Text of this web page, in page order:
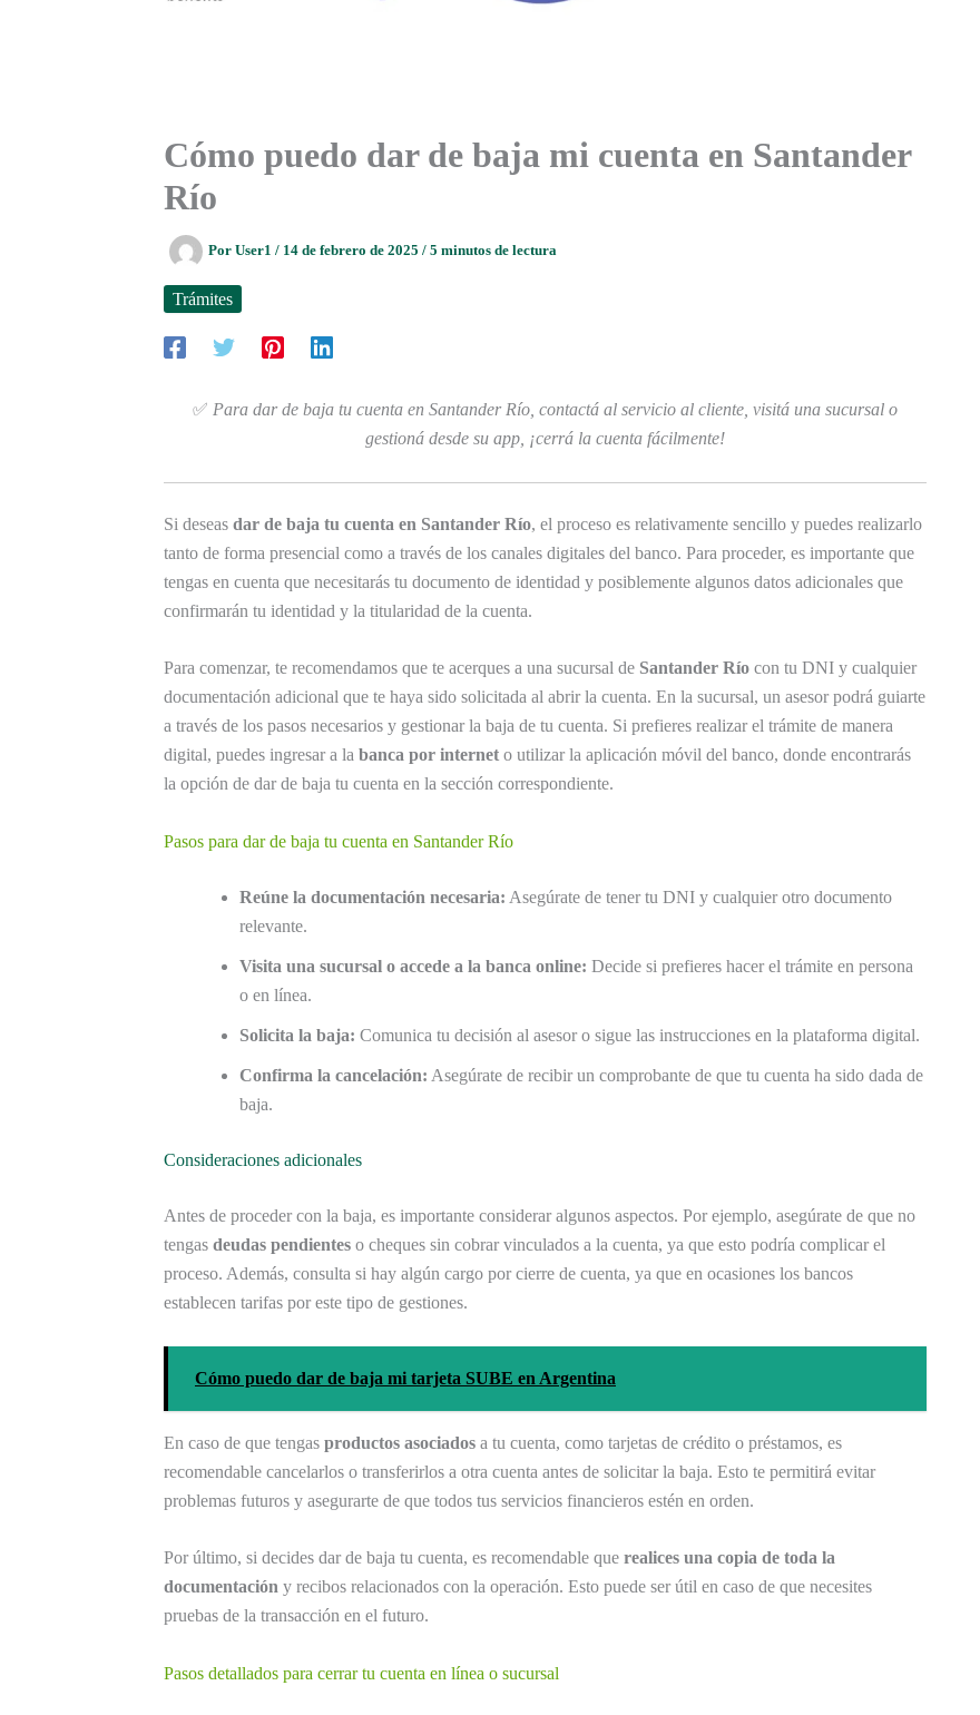
Cómo puedo dar de baja mi cuenta en Santander
Río
Por User1 / 14 de febrero de 2025 / 5 minutos de lectura
Trámites
✅ Para dar de baja tu cuenta en Santander Río, contactá al servicio al cliente, visitá una sucursal o
gestioná desde su app, ¡cerrá la cuenta fácilmente!
Si deseas dar de baja tu cuenta en Santander Río, el proceso es relativamente sencillo y puedes realizarlo
tanto de forma presencial como a través de los canales digitales del banco. Para proceder, es importante que
tengas en cuenta que necesitarás tu documento de identidad y posiblemente algunos datos adicionales que
confirmarán tu identidad y la titularidad de la cuenta.
Para comenzar, te recomendamos que te acerques a una sucursal de Santander Río con tu DNI y cualquier
documentación adicional que te haya sido solicitada al abrir la cuenta. En la sucursal, un asesor podrá guiarte
a través de los pasos necesarios y gestionar la baja de tu cuenta. Si prefieres realizar el trámite de manera
digital, puedes ingresar a la banca por internet o utilizar la aplicación móvil del banco, donde encontrarás
la opción de dar de baja tu cuenta en la sección correspondiente.
Pasos para dar de baja tu cuenta en Santander Río
Reúne la documentación necesaria: Asegúrate de tener tu DNI y cualquier otro documento
relevante.
Visita una sucursal o accede a la banca online: Decide si prefieres hacer el trámite en persona
o en línea.
Solicita la baja: Comunica tu decisión al asesor o sigue las instrucciones en la plataforma digital.
Confirma la cancelación: Asegúrate de recibir un comprobante de que tu cuenta ha sido dada de
baja.
Consideraciones adicionales
Antes de proceder con la baja, es importante considerar algunos aspectos. Por ejemplo, asegúrate de que no
tengas deudas pendientes o cheques sin cobrar vinculados a la cuenta, ya que esto podría complicar el
proceso. Además, consulta si hay algún cargo por cierre de cuenta, ya que en ocasiones los bancos
establecen tarifas por este tipo de gestiones.
Cómo puedo dar de baja mi tarjeta SUBE en Argentina
En caso de que tengas productos asociados a tu cuenta, como tarjetas de crédito o préstamos, es
recomendable cancelarlos o transferirlos a otra cuenta antes de solicitar la baja. Esto te permitirá evitar
problemas futuros y asegurarte de que todos tus servicios financieros estén en orden.
Por último, si decides dar de baja tu cuenta, es recomendable que realices una copia de toda la
documentación y recibos relacionados con la operación. Esto puede ser útil en caso de que necesites
pruebas de la transacción en el futuro.
Pasos detallados para cerrar tu cuenta en línea o sucursal